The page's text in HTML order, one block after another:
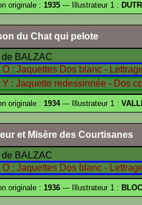
originale : 1935 --- Illustrateur 1 :
du Chat qui pelote
de BALZAC
originale : 1934--- Illustrateur 1 :
et Misère des Courtisanes
de BALZAC
originale : 1936 --- Illustrateur 1 :